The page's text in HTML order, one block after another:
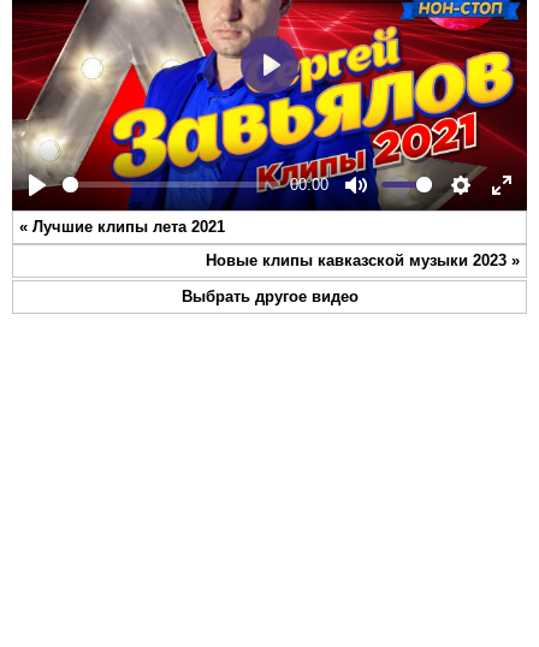
Play
00:00
Mute Settings
Play
« Лучшие клипы лета 2021
Новые клипы кавказской музыки 2023 »
Выбрать другое видео